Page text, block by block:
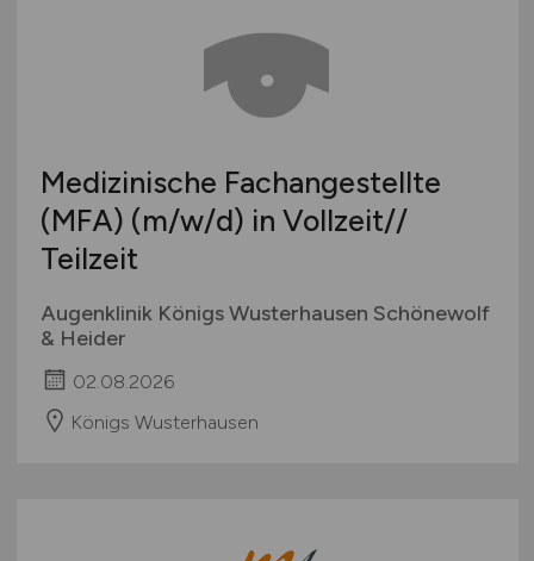
Medizinische Fachangestellte
(MFA) (m/w/d) in Vollzeit//
Teilzeit
Augenklinik Königs Wusterhausen Schönewolf
& Heider
02.08.2026
Königs Wusterhausen